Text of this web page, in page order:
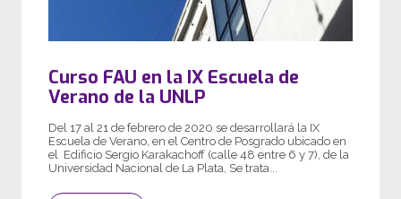
Curso FAU en la IX Escuela de
Verano de la UNLP
Del 17 al 21 de febrero de 2020 se desarrollará la IX
Escuela de Verano, en el Centro de Posgrado ubicado en
el Edificio Sergio Karakachoff (calle 48 entre 6 y 7), de la
Universidad Nacional de La Plata, Se trata...